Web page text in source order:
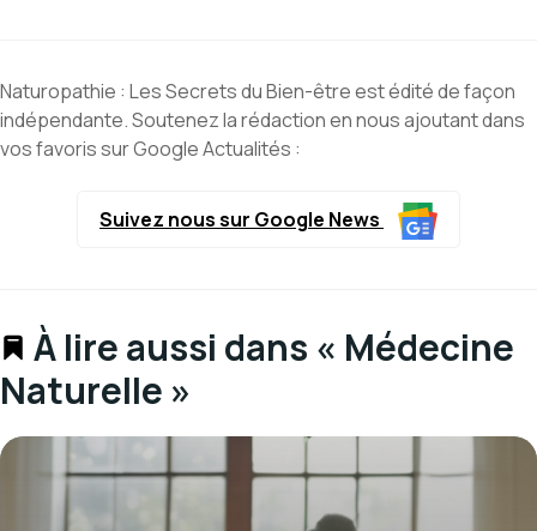
Naturopathie : Les Secrets du Bien-être est édité de façon
indépendante. Soutenez la rédaction en nous ajoutant dans
vos favoris sur Google Actualités :
Suivez nous sur Google News
À lire aussi dans « Médecine
Naturelle »